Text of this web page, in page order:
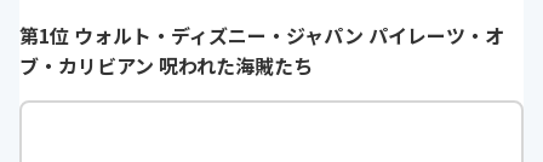
第1位 ウォルト・ディズニー・ジャパン パイレーツ・オ
ブ・カリビアン 呪われた海賊たち